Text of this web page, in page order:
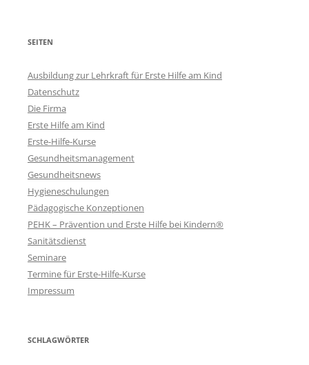
SEITEN
Ausbildung zur Lehrkraft für Erste Hilfe am Kind
Datenschutz
Die Firma
Erste Hilfe am Kind
Erste-Hilfe-Kurse
Gesundheitsmanagement
Gesundheitsnews
Hygieneschulungen
Pädagogische Konzeptionen
PEHK – Prävention und Erste Hilfe bei Kindern®
Sanitätsdienst
Seminare
Termine für Erste-Hilfe-Kurse
Impressum
SCHLAGWÖRTER